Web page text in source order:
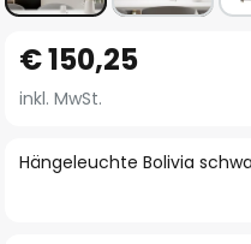
Anfang
der
springen
Hängeleuchte Bolivia
€ 150,25
inkl. MwSt.